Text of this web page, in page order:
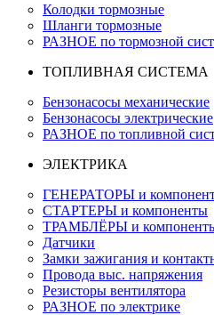
Колодки тормозные
Шланги тормозные
РАЗНОЕ по тормозной
ТОПЛИВНАЯ СИСТЕМА
Бензонасосы механические
Бензонасосы электрические
РАЗНОЕ по топливной
ЭЛЕКТРИКА
ГЕНЕРАТОРЫ и
СТАРТЕРЫ и компоненты
ТРАМБЛЁРЫ и
Датчики
Замки зажигания и
Провода выс. напряжения
Резисторы вентилятора
РАЗНОЕ по электрике